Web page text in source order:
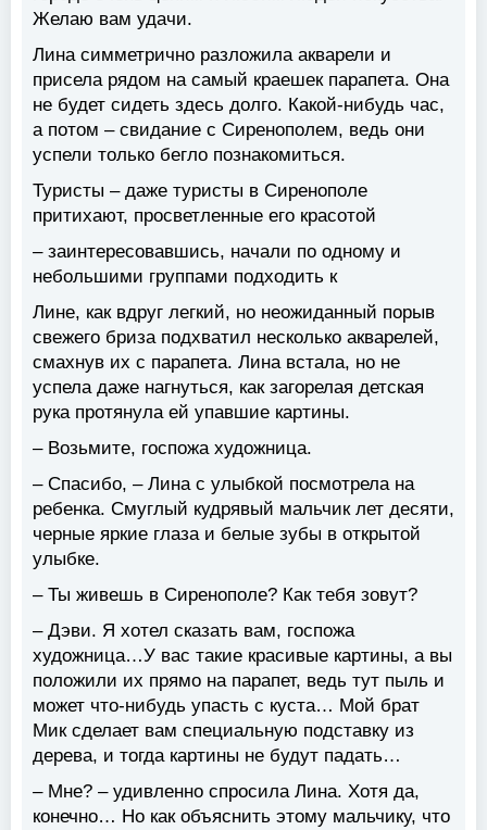
Желаю вам удачи.
Лина симметрично разложила акварели и
присела рядом на самый краешек парапета. Она
не будет сидеть здесь долго. Какой-нибудь час,
а потом – свидание с Сиренополем, ведь они
успели только бегло познакомиться.
Туристы – даже туристы в Сиренополе
притихают, просветленные его красотой
– заинтересовавшись, начали по одному и
небольшими группами подходить к
Лине, как вдруг легкий, но неожиданный порыв
свежего бриза подхватил несколько акварелей,
смахнув их с парапета. Лина встала, но не
успела даже нагнуться, как загорелая детская
рука протянула ей упавшие картины.
– Возьмите, госпожа художница.
– Спасибо, – Лина с улыбкой посмотрела на
ребенка. Смуглый кудрявый мальчик лет десяти,
черные яркие глаза и белые зубы в открытой
улыбке.
– Ты живешь в Сиренополе? Как тебя зовут?
– Дэви. Я хотел сказать вам, госпожа
художница…У вас такие красивые картины, а вы
положили их прямо на парапет, ведь тут пыль и
может что-нибудь упасть с куста… Мой брат
Мик сделает вам специальную подставку из
дерева, и тогда картины не будут падать…
– Мне? – удивленно спросила Лина. Хотя да,
конечно… Но как объяснить этому мальчику, что